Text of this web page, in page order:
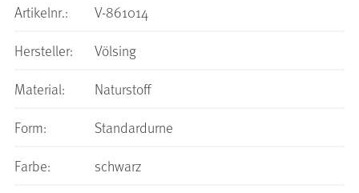
Artikelnr.:
V-861014
Hersteller:
Völsing
Material:
Naturstoff
Form:
Standardurne
Farbe:
schwarz